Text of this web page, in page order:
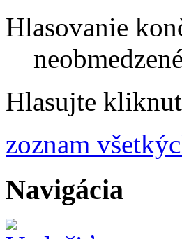
Hlasovanie
neobmedzené
Hlasujte
zoznam
Navigácia